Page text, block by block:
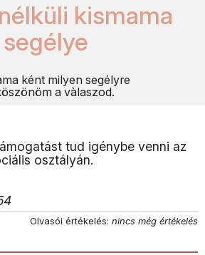
kismama
segélye
ként milyen segélyre
a vàlaszod.
tud igénybe venni az
osztályán.
Olvasói értékelés: nincs még értékelés